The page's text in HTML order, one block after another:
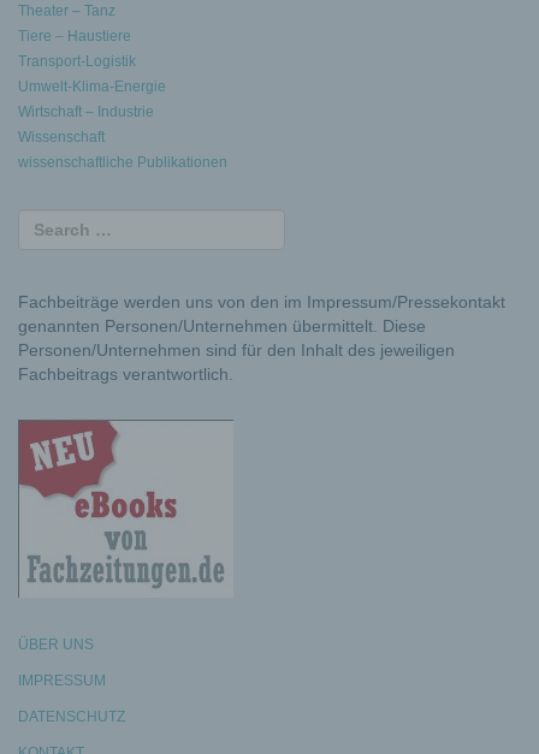
Theater – Tanz
Tiere – Haustiere
Transport-Logistik
Umwelt-Klima-Energie
Wirtschaft – Industrie
Wissenschaft
wissenschaftliche Publikationen
Fachbeiträge werden uns von den im Impressum/Pressekontakt
genannten Personen/Unternehmen übermittelt. Diese
Personen/Unternehmen sind für den Inhalt des jeweiligen
Fachbeitrags verantwortlich.
ÜBER UNS
IMPRESSUM
DATENSCHUTZ